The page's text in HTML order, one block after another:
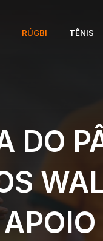
RÚGBI TÊNIS
DO